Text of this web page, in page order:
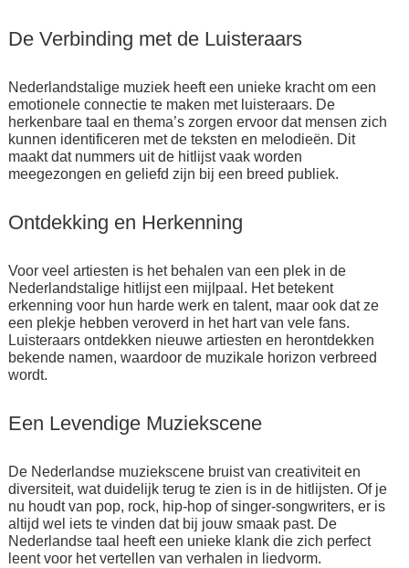
De Verbinding met de Luisteraars
Nederlandstalige muziek heeft een unieke kracht om een
emotionele connectie te maken met luisteraars. De
herkenbare taal en thema’s zorgen ervoor dat mensen zich
kunnen identificeren met de teksten en melodieën. Dit
maakt dat nummers uit de hitlijst vaak worden
meegezongen en geliefd zijn bij een breed publiek.
Ontdekking en Herkenning
Voor veel artiesten is het behalen van een plek in de
Nederlandstalige hitlijst een mijlpaal. Het betekent
erkenning voor hun harde werk en talent, maar ook dat ze
een plekje hebben veroverd in het hart van vele fans.
Luisteraars ontdekken nieuwe artiesten en herontdekken
bekende namen, waardoor de muzikale horizon verbreed
wordt.
Een Levendige Muziekscene
De Nederlandse muziekscene bruist van creativiteit en
diversiteit, wat duidelijk terug te zien is in de hitlijsten. Of je
nu houdt van pop, rock, hip-hop of singer-songwriters, er is
altijd wel iets te vinden dat bij jouw smaak past. De
Nederlandse taal heeft een unieke klank die zich perfect
leent voor het vertellen van verhalen in liedvorm.